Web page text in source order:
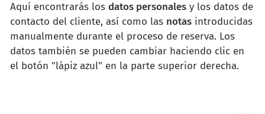
Aquí encontrarás los datos personales y los datos de
contacto del cliente, así como las notas introducidas
manualmente durante el proceso de reserva. Los
datos también se pueden cambiar haciendo clic en
el botón "lápiz azul" en la parte superior derecha.